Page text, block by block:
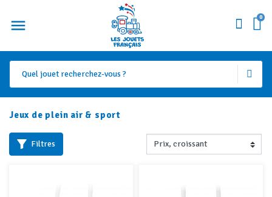
0
Jeux de plein air & sport
Filtres